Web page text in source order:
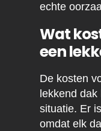
echte
Wat
een
De kosten
lekkend
situatie. Er
omdat elk